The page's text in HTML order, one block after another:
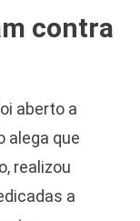
contra
aberto a
alega que
realizou
a